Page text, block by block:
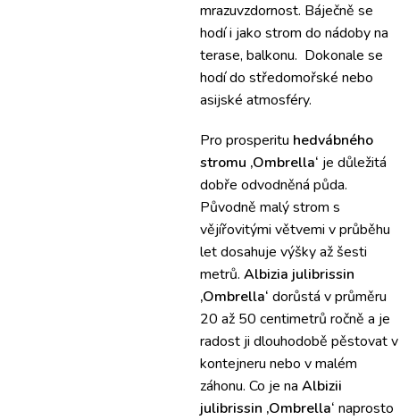
mrazuvzdornost. Báječně se
hodí i jako strom do nádoby na
terase, balkonu. Dokonale se
hodí do středomořské nebo
asijské atmosféry.
Pro prosperitu hedvábného
stromu ‚Ombrella‘ je důležitá
dobře odvodněná půda.
Původně malý strom s
vějířovitými větvemi v průběhu
let dosahuje výšky až šesti
metrů. Albizia julibrissin
‚Ombrella‘ dorůstá v průměru
20 až 50 centimetrů ročně a je
radost ji dlouhodobě pěstovat v
kontejneru nebo v malém
záhonu. Co je na Albizii
julibrissin ‚Ombrella‘ naprosto